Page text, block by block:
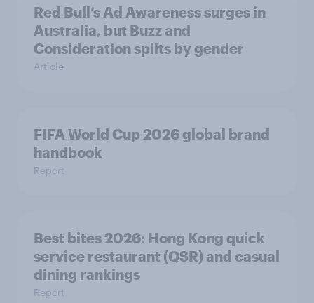
Red Bull’s Ad Awareness surges in
Australia, but Buzz and
Consideration splits by gender
Article
FIFA World Cup 2026 global brand
handbook
Report
Best bites 2026: Hong Kong quick
service restaurant (QSR) and casual
dining rankings​​
Report